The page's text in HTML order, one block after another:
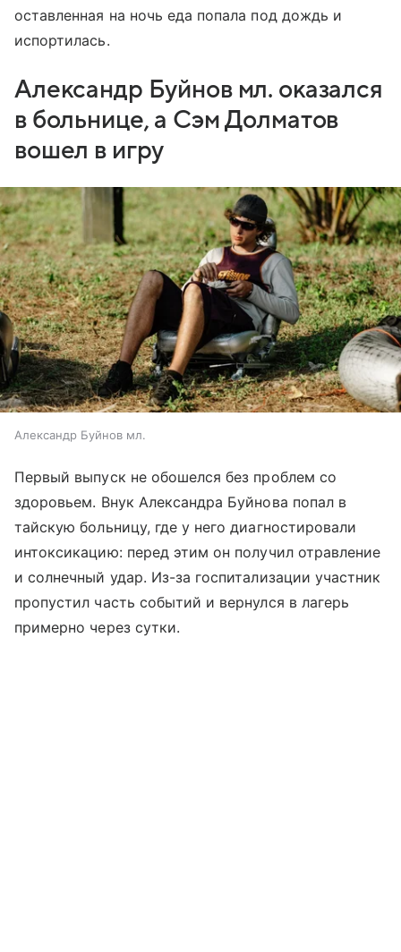
оставленная на ночь еда попала под дождь и
испортилась.
Александр Буйнов мл. оказался
в больнице, а Сэм Долматов
вошел в игру
Александр Буйнов мл.
Первый выпуск не обошелся без проблем со
здоровьем. Внук Александра Буйнова попал в
тайскую больницу, где у него диагностировали
интоксикацию: перед этим он получил отравление
и солнечный удар. Из-за госпитализации участник
пропустил часть событий и вернулся в лагерь
примерно через сутки.